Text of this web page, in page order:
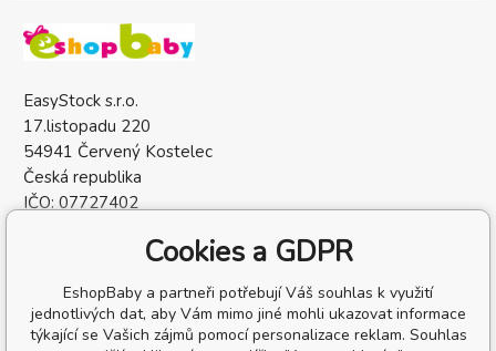
EasyStock s.r.o.
17.listopadu 220
54941 Červený Kostelec
Česká republika
IČO: 07727402
Cookies a GDPR
EshopBaby a partneři potřebují Váš souhlas k využití
jednotlivých dat, aby Vám mimo jiné mohli ukazovat informace
týkající se Vašich zájmů pomocí personalizace reklam. Souhlas